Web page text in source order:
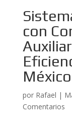
con
México
por Rafael |
Comentarios